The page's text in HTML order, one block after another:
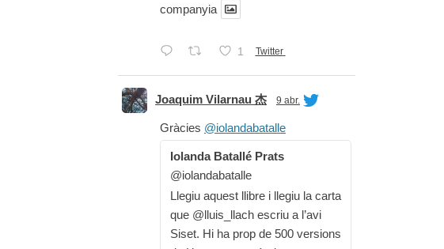
companyia
1 Twitter
Joaquim Vilarnau 杰 9 abr.
Gràcies @iolandabatalle
Iolanda Batallé Prats
@iolandabatalle
Llegiu aquest llibre i llegiu la carta
que @lluis_llach escriu a l’avi
Siset. Hi ha prop de 500 versions